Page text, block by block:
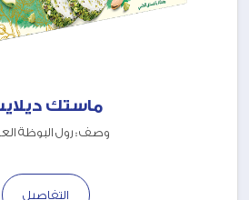
ماستك
وصف : رول البوظة
التفاصيل